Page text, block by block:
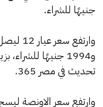
جنيهًا للشراء.
تحديث في مصر 365.